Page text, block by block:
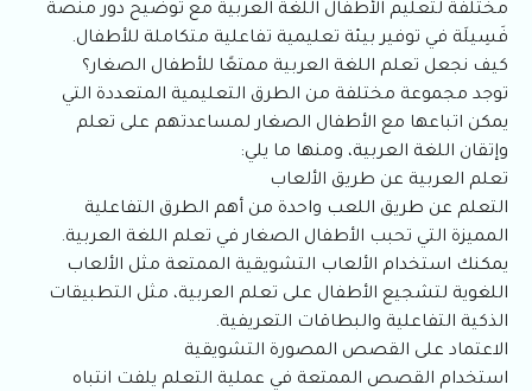
مختلفة لتعليم الأطفال اللغة العربية مع توضيح دور منصة
فَسِيلَة في توفير بيئة تعليمية تفاعلية متكاملة للأطفال.
كيف نجعل تعلم اللغة العربية ممتعًا للأطفال الصغار؟
توجد مجموعة مختلفة من الطرق التعليمية المتعددة التي
يمكن اتباعها مع الأطفال الصغار لمساعدتهم على تعلم
وإتقان اللغة العربية، ومنها ما يلي:
تعلم العربية عن طريق الألعاب
التعلم عن طريق اللعب واحدة من أهم الطرق التفاعلية
المميزة التي تحبب الأطفال الصغار في تعلم اللغة العربية.
يمكنك استخدام الألعاب التشويقية الممتعة مثل الألعاب
اللغوية لتشجيع الأطفال على تعلم العربية، مثل التطبيقات
الذكية التفاعلية والبطاقات التعريفية.
الاعتماد على القصص المصورة التشويقية
استخدام القصص الممتعة في عملية التعلم يلفت انتباه